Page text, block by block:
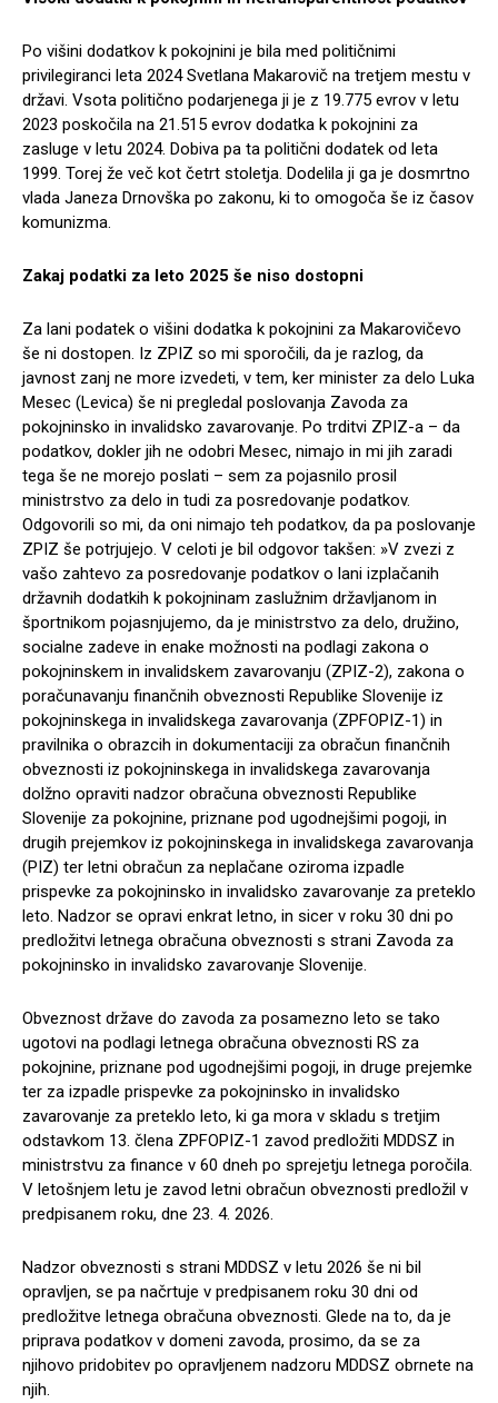
Po višini dodatkov k pokojnini je bila med političnimi
privilegiranci leta 2024 Svetlana Makarovič na tretjem mestu v
državi. Vsota politično podarjenega ji je z 19.775 evrov v letu
2023 poskočila na 21.515 evrov dodatka k pokojnini za
zasluge v letu 2024. Dobiva pa ta politični dodatek od leta
1999. Torej že več kot četrt stoletja. Dodelila ji ga je dosmrtno
vlada Janeza Drnovška po zakonu, ki to omogoča še iz časov
komunizma.
Zakaj podatki za leto 2025 še niso dostopni
Za lani podatek o višini dodatka k pokojnini za Makarovičevo
še ni dostopen. Iz ZPIZ so mi sporočili, da je razlog, da
javnost zanj ne more izvedeti, v tem, ker minister za delo Luka
Mesec (Levica) še ni pregledal poslovanja Zavoda za
pokojninsko in invalidsko zavarovanje. Po trditvi ZPIZ-a – da
podatkov, dokler jih ne odobri Mesec, nimajo in mi jih zaradi
tega še ne morejo poslati – sem za pojasnilo prosil
ministrstvo za delo in tudi za posredovanje podatkov.
Odgovorili so mi, da oni nimajo teh podatkov, da pa poslovanje
ZPIZ še potrjujejo. V celoti je bil odgovor takšen: »V zvezi z
vašo zahtevo za posredovanje podatkov o lani izplačanih
državnih dodatkih k pokojninam zaslužnim državljanom in
športnikom pojasnjujemo, da je ministrstvo za delo, družino,
socialne zadeve in enake možnosti na podlagi zakona o
pokojninskem in invalidskem zavarovanju (ZPIZ-2), zakona o
poračunavanju finančnih obveznosti Republike Slovenije iz
pokojninskega in invalidskega zavarovanja (ZPFOPIZ-1) in
pravilnika o obrazcih in dokumentaciji za obračun finančnih
obveznosti iz pokojninskega in invalidskega zavarovanja
dolžno opraviti nadzor obračuna obveznosti Republike
Slovenije za pokojnine, priznane pod ugodnejšimi pogoji, in
drugih prejemkov iz pokojninskega in invalidskega zavarovanja
(PIZ) ter letni obračun za neplačane oziroma izpadle
prispevke za pokojninsko in invalidsko zavarovanje za preteklo
leto. Nadzor se opravi enkrat letno, in sicer v roku 30 dni po
predložitvi letnega obračuna obveznosti s strani Zavoda za
pokojninsko in invalidsko zavarovanje Slovenije.
Obveznost države do zavoda za posamezno leto se tako
ugotovi na podlagi letnega obračuna obveznosti RS za
pokojnine, priznane pod ugodnejšimi pogoji, in druge prejemke
ter za izpadle prispevke za pokojninsko in invalidsko
zavarovanje za preteklo leto, ki ga mora v skladu s tretjim
odstavkom 13. člena ZPFOPIZ-1 zavod predložiti MDDSZ in
ministrstvu za finance v 60 dneh po sprejetju letnega poročila.
V letošnjem letu je zavod letni obračun obveznosti predložil v
predpisanem roku, dne 23. 4. 2026.
Nadzor obveznosti s strani MDDSZ v letu 2026 še ni bil
opravljen, se pa načrtuje v predpisanem roku 30 dni od
predložitve letnega obračuna obveznosti. Glede na to, da je
priprava podatkov v domeni zavoda, prosimo, da se za
njihovo pridobitev po opravljenem nadzoru MDDSZ obrnete na
njih.